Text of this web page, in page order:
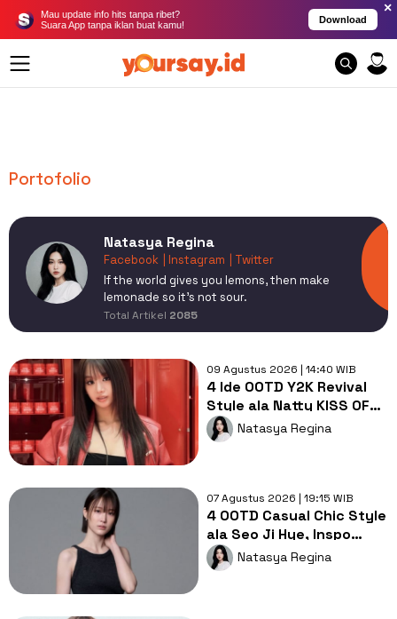
Mau update info hits tanpa ribet?
Suara App tanpa iklan buat kamu!
Download
×
Portofolio
Natasya Regina
Facebook | Instagram
| Twitter
If the world gives you lemons, then make
lemonade so it's not sour.
Total Artikel 2085
09 Agustus 2026 | 14:40 WIB
4 Ide OOTD Y2K Revival
Style ala Natty KISS OF
LIFE, Timeless dan
Stylish!
Natasya Regina
07 Agustus 2026 | 19:15 WIB
4 OOTD Casual Chic Style
ala Seo Ji Hye, Inspo
Gaya Ngampus Sampai
Ngantor!
Natasya Regina